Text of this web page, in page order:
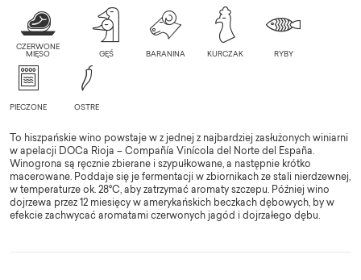
To hiszpańskie wino powstaje w z jednej z najbardziej zasłużonych winiarni
w apelacji DOCa Rioja – Compañía Vinícola del Norte del España.
Winogrona są ręcznie zbierane i szypułkowane, a następnie krótko
macerowane. Poddaje się je fermentacji w zbiornikach ze stali nierdzewnej,
w temperaturze ok. 28°C, aby zatrzymać aromaty szczepu. Później wino
dojrzewa przez 12 miesięcy w amerykańskich beczkach dębowych, by w
efekcie zachwycać aromatami czerwonych jagód i dojrzałego dębu.